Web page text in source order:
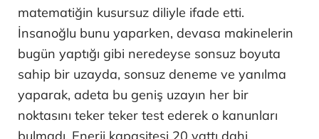
matematiğin kusursuz diliyle ifade etti.
İnsanoğlu bunu yaparken, devasa makinelerin
bugün yaptığı gibi neredeyse sonsuz boyuta
sahip bir uzayda, sonsuz deneme ve yanılma
yaparak, adeta bu geniş uzayın her bir
noktasını teker teker test ederek o kanunları